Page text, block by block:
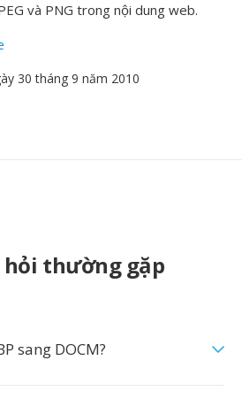
và PNG trong nội dung web.
30 tháng 9 năm 2010
hỏi thường gặp
sang DOCM?